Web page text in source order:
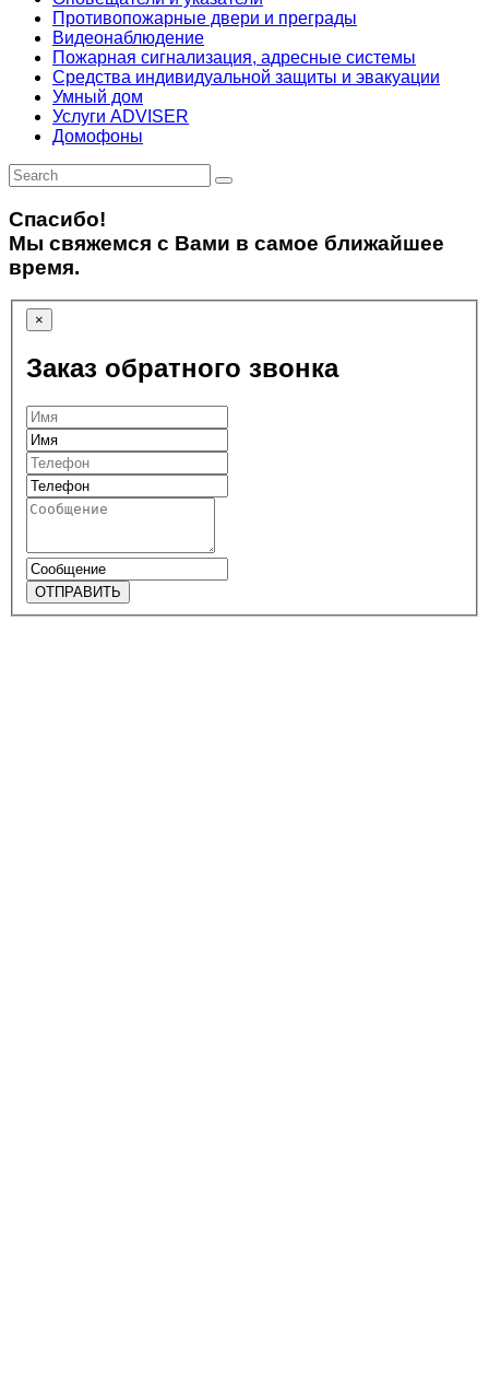
Противопожарные двери и преграды
Видеонаблюдение
Пожарная сигнализация, адресные системы
Средства индивидуальной защиты и эвакуации
Умный дом
Услуги ADVISER
Домофоны
Спасибо!
Мы свяжемся с Вами в самое ближайшее
время.
×
Заказ обратного звонка
ОТПРАВИТЬ